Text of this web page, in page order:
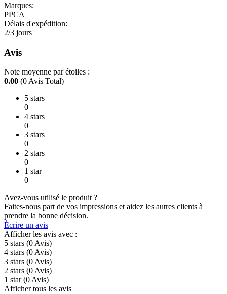
Marques:
PPCA
Délais d'expédition:
2/3 jours
Avis
Note moyenne par étoiles :
0.00 (0 Avis Total)
5 stars
0
4 stars
0
3 stars
0
2 stars
0
1 star
0
Avez-vous utilisé le produit ?
Faites-nous part de vos impressions et aidez les autres clients à
prendre la bonne décision.
Écrire un avis
Afficher les avis avec :
5 stars (0Avis)
4 stars (0Avis)
3 stars (0Avis)
2 stars (0Avis)
1 star (0Avis)
Afficher tous les avis